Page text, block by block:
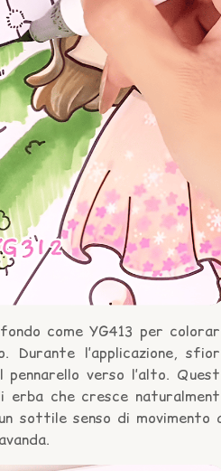
come YG413 per
Durante l’applicazione,
verso l’alto.
che cresce